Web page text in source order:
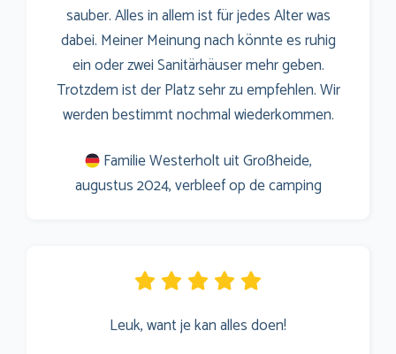
sauber. Alles in allem ist für jedes Alter was
dabei. Meiner Meinung nach könnte es ruhig
ein oder zwei Sanitärhäuser mehr geben.
Trotzdem ist der Platz sehr zu empfehlen. Wir
werden bestimmt nochmal wiederkommen.
Familie Westerholt uit Großheide,
augustus 2024, verbleef op de camping
Leuk, want je kan alles doen!